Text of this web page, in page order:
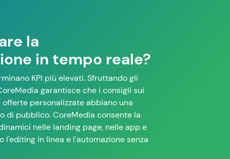
la
in tempo reale?
KPI più elevati. Sfruttando gli
garantisce che i consigli sui
personalizzate abbiano una
di pubblico. CoreMedia consente la
nelle landing page, nelle app e
l'editing in linea e l'automazione senza